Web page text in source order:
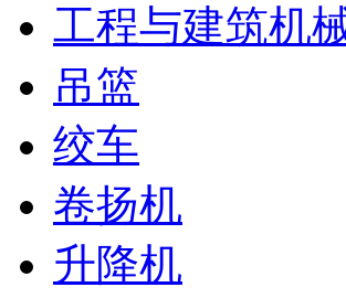
工程与建筑机
吊篮
绞车
卷扬机
升降机